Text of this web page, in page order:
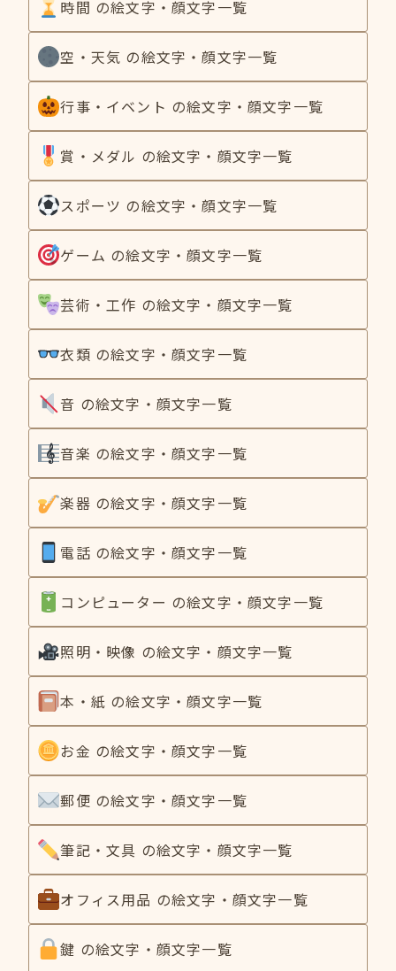
時間 の絵文字・顔文字一覧
空・天気 の絵文字・顔文字一覧
行事・イベント の絵文字・顔文字一覧
賞・メダル の絵文字・顔文字一覧
スポーツ の絵文字・顔文字一覧
ゲーム の絵文字・顔文字一覧
芸術・工作 の絵文字・顔文字一覧
衣類 の絵文字・顔文字一覧
音 の絵文字・顔文字一覧
音楽 の絵文字・顔文字一覧
楽器 の絵文字・顔文字一覧
電話 の絵文字・顔文字一覧
コンピューター の絵文字・顔文字一覧
照明・映像 の絵文字・顔文字一覧
本・紙 の絵文字・顔文字一覧
お金 の絵文字・顔文字一覧
郵便 の絵文字・顔文字一覧
筆記・文具 の絵文字・顔文字一覧
オフィス用品 の絵文字・顔文字一覧
鍵 の絵文字・顔文字一覧